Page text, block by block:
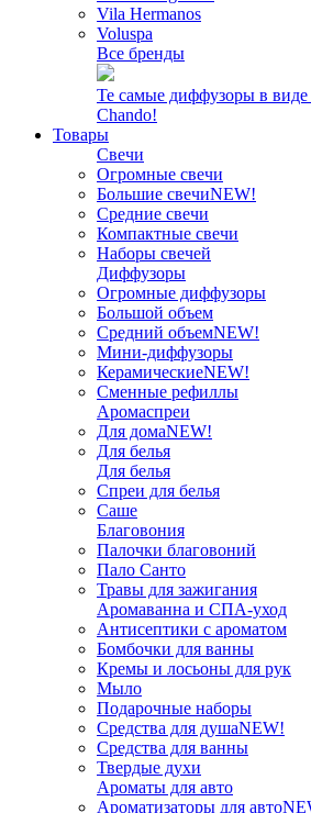
Vila Hermanos
Voluspa
Все бренды
Те самые диффузоры в виде
Chando!
Товары
Свечи
Огромные свечи
Большие свечиNEW!
Средние свечи
Компактные свечи
Наборы свечей
Диффузоры
Огромные диффузоры
Большой объем
Средний объемNEW!
Мини-диффузоры
КерамическиеNEW!
Сменные рефиллы
Аромаспреи
Для домаNEW!
Для белья
Для белья
Спреи для белья
Саше
Благовония
Палочки благовоний
Пало Санто
Травы для зажигания
Аромаванна и СПА-уход
Антисептики с ароматом
Бомбочки для ванны
Кремы и лосьоны для рук
Мыло
Подарочные наборы
Средства для душаNEW!
Средства для ванны
Твердые духи
Ароматы для авто
Ароматизаторы для авто